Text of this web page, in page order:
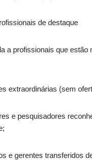
de destaque
a profissionais que estão
extraordinárias (sem
e pesquisadores
e gerentes transferidos